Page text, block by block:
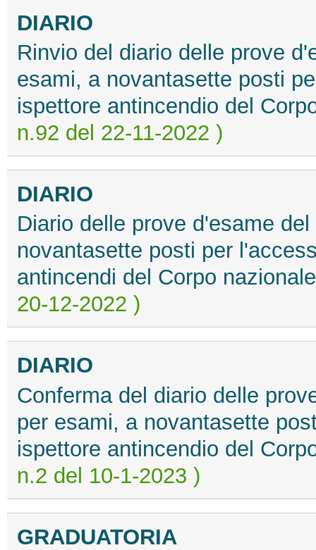
DIARIO
Rinvio del diario delle prove
esami, a novantasette posti
ispettore antincendio del
n.92 del 22-11-2022 )
DIARIO
Diario delle prove d'esame
novantasette posti per
antincendi del Corpo
20-12-2022 )
DIARIO
Conferma del diario delle
per esami, a novantasette
ispettore antincendio del
n.2 del 10-1-2023 )
GRADUATORIA